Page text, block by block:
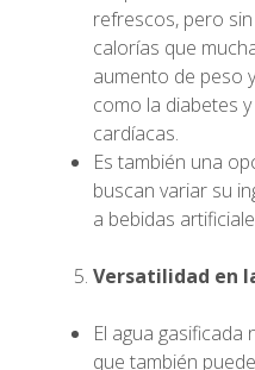
refrescos, pero
calorías que
aumento de peso
como la diabetes
cardíacas.
Es también una
buscan variar su
a bebidas
Versatilidad en
El agua
que también